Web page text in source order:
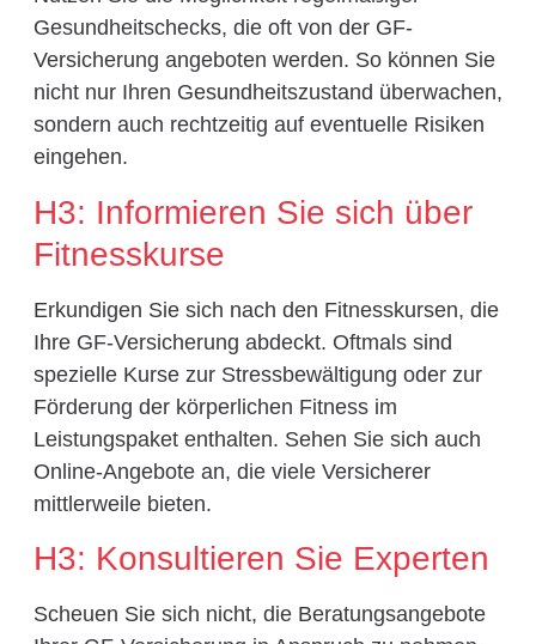
Gesundheitschecks, die oft von der GF-
Versicherung angeboten werden. So können Sie
nicht nur Ihren Gesundheitszustand überwachen,
sondern auch rechtzeitig auf eventuelle Risiken
eingehen.
H3: Informieren Sie sich über
Fitnesskurse
Erkundigen Sie sich nach den Fitnesskursen, die
Ihre GF-Versicherung abdeckt. Oftmals sind
spezielle Kurse zur Stressbewältigung oder zur
Förderung der körperlichen Fitness im
Leistungspaket enthalten. Sehen Sie sich auch
Online-Angebote an, die viele Versicherer
mittlerweile bieten.
H3: Konsultieren Sie Experten
Scheuen Sie sich nicht, die Beratungsangebote